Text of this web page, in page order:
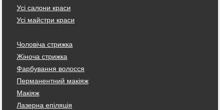
Усі салони краси
Усі майстри краси
Чоловіча стрижка
Жіноча стрижка
Фарбування волосся
Перманентний макіяж
Макіяж
Лазерна епіляція